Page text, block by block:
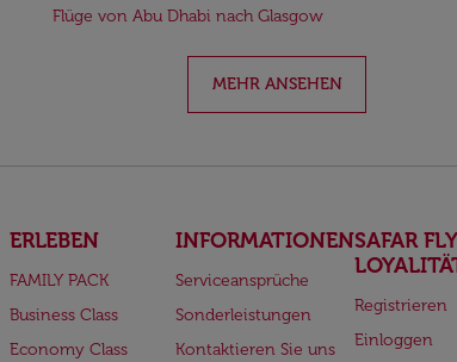
Flüge von Abu Dhabi nach Glasgow
MEHR ANSEHEN
ERLEBEN
FAMILY PACK
Business Class
Economy Class
INFORMATIONEN
Serviceansprüche
Sonderleistungen
Kontaktieren Sie uns
SAFAR
Registrieren
Einloggen